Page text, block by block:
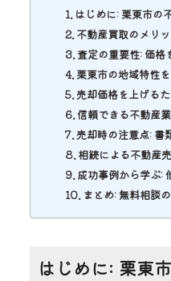
はじめに: 栗東市の
不動産買取のメリ
査定の重要性: 価格
栗東市の地域特性
売却価格を上げる
信頼できる不動産
売却時の注意点: 書
相続による不動産
成功事例から学ぶ:
まとめ: 無料相談
はじめに: 栗東